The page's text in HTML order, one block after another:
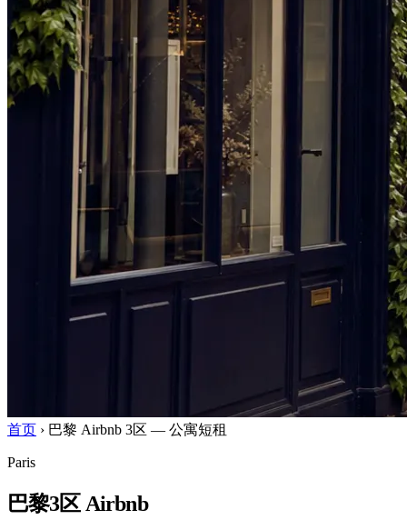
首页 › 巴黎 Airbnb 3区 — 公寓短租
Paris
巴黎3区 Airbnb